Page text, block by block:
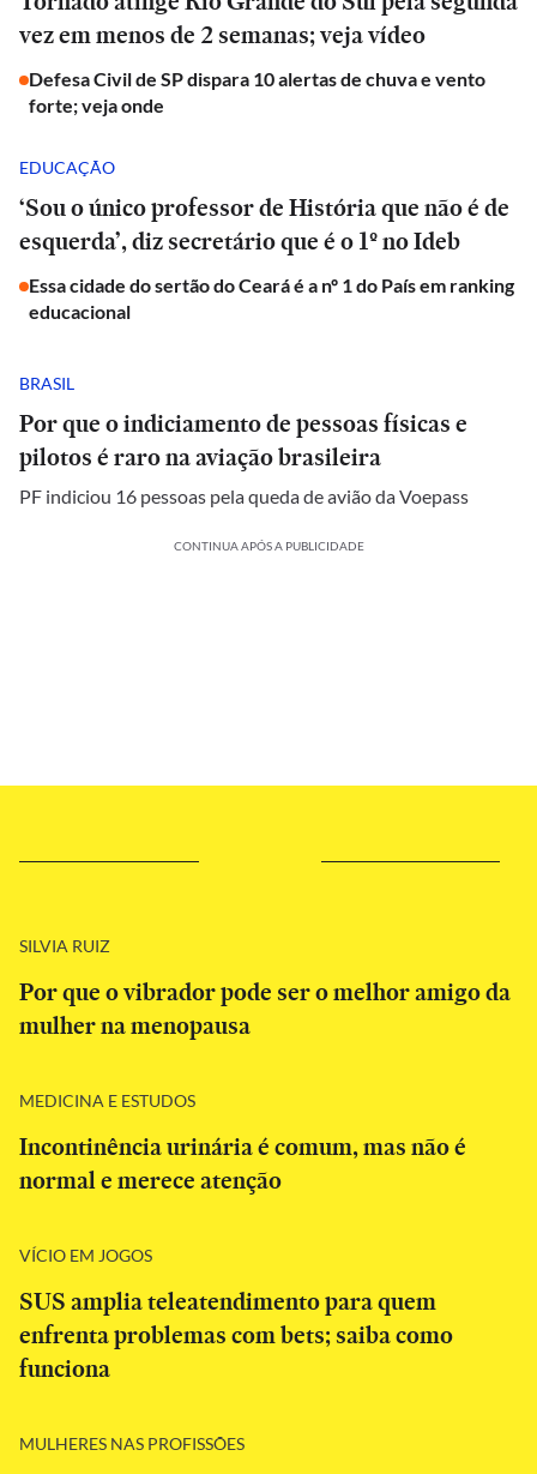
vez em menos de 2 semanas; veja vídeo
Defesa Civil de SP dispara 10 alertas de chuva e vento
forte; veja onde
EDUCAÇÃO
‘Sou o único professor de História que não é de
esquerda’, diz secretário que é o 1º no Ideb
Essa cidade do sertão do Ceará é a nº 1 do País em ranking
educacional
BRASIL
Por que o indiciamento de pessoas físicas e
pilotos é raro na aviação brasileira
PF indiciou 16 pessoas pela queda de avião da Voepass
CONTINUA APÓS A PUBLICIDADE
SILVIA RUIZ
Por que o vibrador pode ser o melhor amigo da
mulher na menopausa
MEDICINA E ESTUDOS
Incontinência urinária é comum, mas não é
normal e merece atenção
VÍCIO EM JOGOS
SUS amplia teleatendimento para quem
enfrenta problemas com bets; saiba como
funciona
MULHERES NAS PROFISSÕES